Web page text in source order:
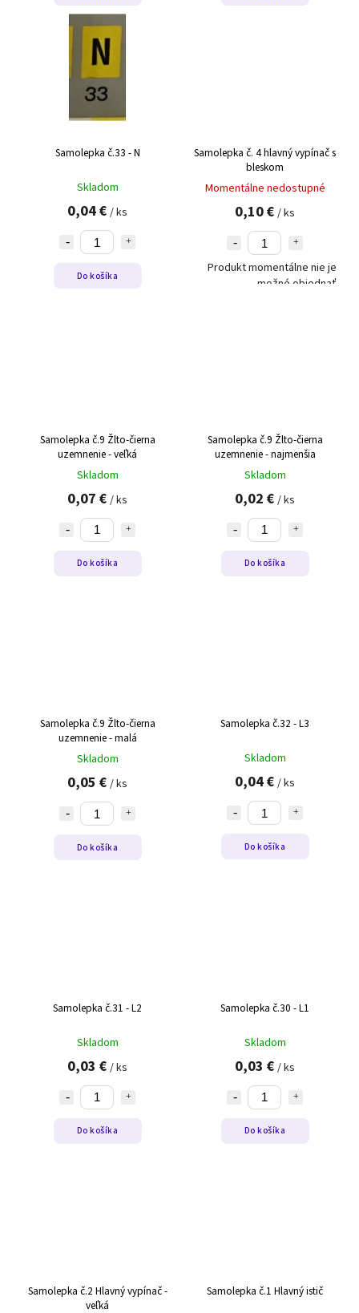
Samolepka č.33 - N
Skladom
0,04 € / ks
Do košíka
Samolepka č. 4 hlavný vypínač s
bleskom
Momentálne nedostupné
0,10 € / ks
Produkt momentálne nie je
možné objednať
Samolepka č.9 Žlto-čierna
uzemnenie - veľká
Skladom
0,07 € / ks
Do košíka
Samolepka č.9 Žlto-čierna
uzemnenie - najmenšia
Skladom
0,02 € / ks
Do košíka
Samolepka č.9 Žlto-čierna
uzemnenie - malá
Skladom
0,05 € / ks
Do košíka
Samolepka č.32 - L3
Skladom
0,04 € / ks
Do košíka
Samolepka č.31 - L2
Skladom
0,03 € / ks
Do košíka
Samolepka č.30 - L1
Skladom
0,03 € / ks
Do košíka
Samolepka č.2 Hlavný vypínač -
veľká
Samolepka č.1 Hlavný istič